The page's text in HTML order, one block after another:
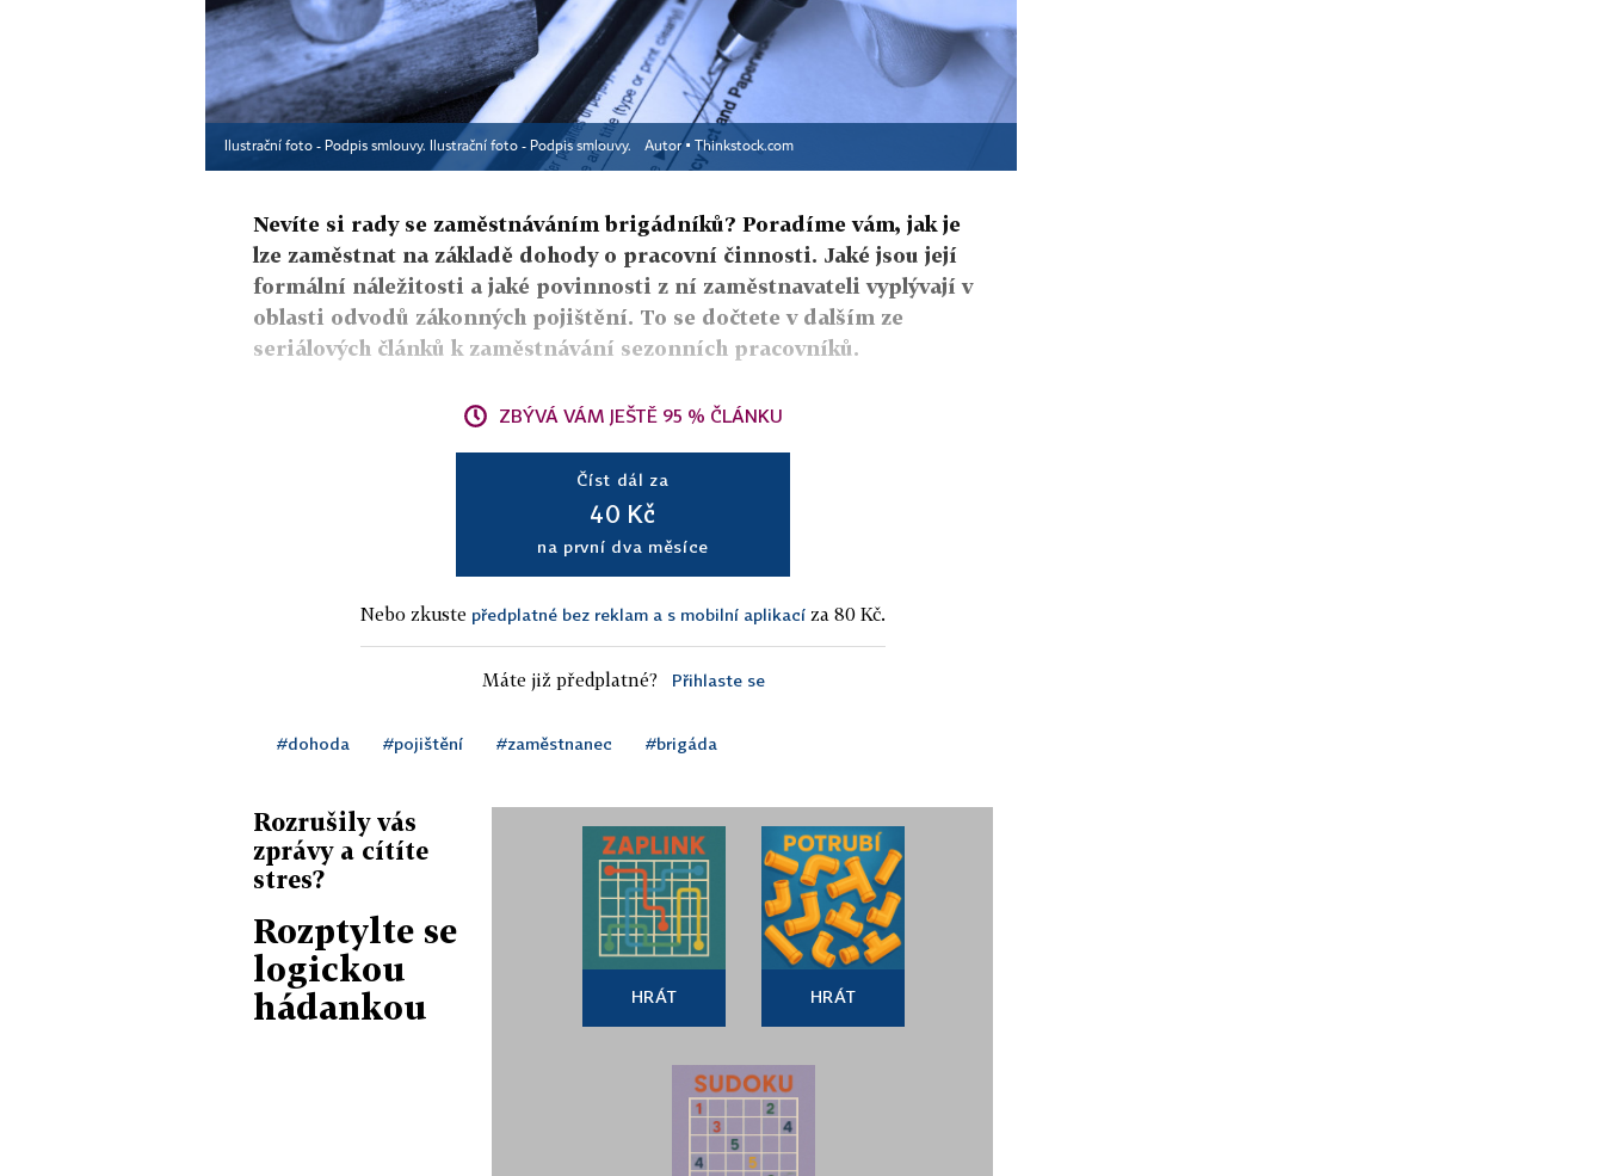
Ilustrační foto - Podpis smlouvy. Ilustrační foto - Podpis smlouvy. Autor ▪ Thinkstock.com
Nevíte si rady se zaměstnáváním brigádníků? Poradíme vám, jak je
lze zaměstnat na základě dohody o pracovní činnosti. Jaké jsou její
formální náležitosti a jaké povinnosti z ní zaměstnavateli vyplývají v
oblasti odvodů zákonných pojištění. To se dočtete v dalším ze
seriálových článků k zaměstnávání sezonních pracovníků.
ZBÝVÁ VÁM JEŠTĚ 95 % ČLÁNKU
Číst dál za
40 Kč
na první dva měsíce
Nebo zkuste předplatné bez reklam a s mobilní aplikací za 80 Kč.
Máte již předplatné? Přihlaste se
#dohoda #pojištění #zaměstnanec #brigáda
Rozrušily vás
zprávy a cítíte
stres?
Rozptylte se
logickou
hádankou
HRÁT HRÁT